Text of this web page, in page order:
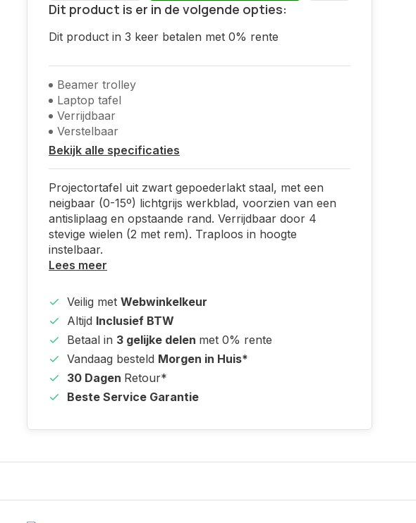
Dit product is er in de volgende opties:
Dit product in 3 keer betalen met 0% rente
Beamer trolley
Laptop tafel
Verrijdbaar
Verstelbaar
Bekijk alle specificaties
Projectortafel uit zwart gepoederlakt staal, met een
neigbaar (0-15º) lichtgrijs werkblad, voorzien van een
antisliplaag en opstaande rand. Verrijdbaar door 4
stevige wielen (2 met rem). Traploos in hoogte
instelbaar.
Lees meer
Veilig met Webwinkelkeur
Altijd Inclusief BTW
Betaal in 3 gelijke delen met 0% rente
Vandaag besteld Morgen in Huis*
30 Dagen Retour*
Beste Service Garantie